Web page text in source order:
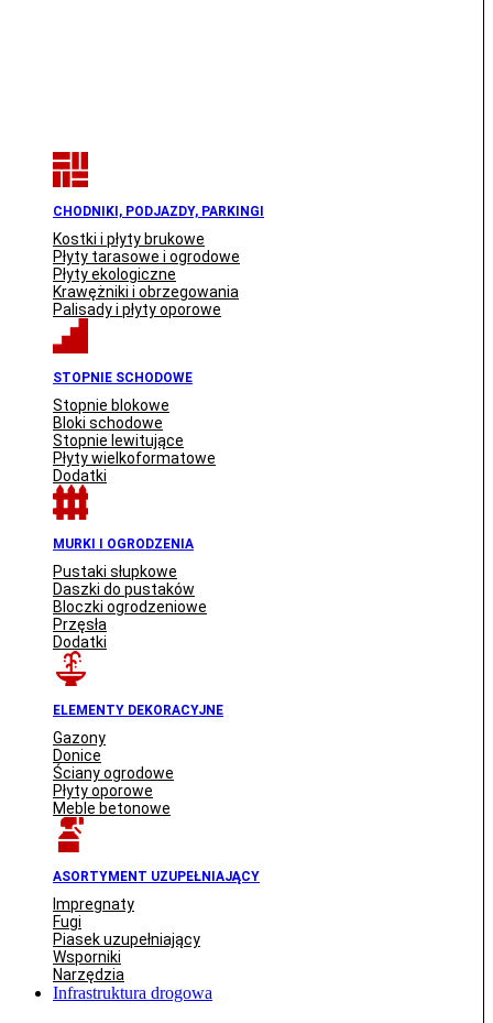
CHODNIKI, PODJAZDY, PARKINGI
Kostki i płyty brukowe
Płyty tarasowe i ogrodowe
Płyty ekologiczne
Krawężniki i obrzegowania
Palisady i płyty oporowe
STOPNIE SCHODOWE
Stopnie blokowe
Bloki schodowe
Stopnie lewitujące
Płyty wielkoformatowe
Dodatki
MURKI I OGRODZENIA
Pustaki słupkowe
Daszki do pustaków
Bloczki ogrodzeniowe
Przęsła
Dodatki
ELEMENTY DEKORACYJNE
Gazony
Donice
Ściany ogrodowe
Płyty oporowe
Meble betonowe
ASORTYMENT UZUPEŁNIAJĄCY
Impregnaty
Fugi
Piasek uzupełniający
Wsporniki
Narzędzia
Infrastruktura drogowa